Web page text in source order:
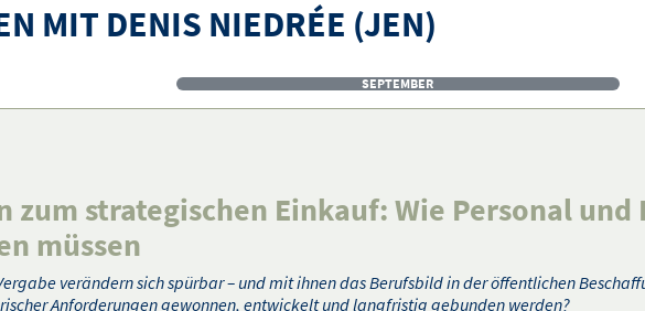
MIT DENIS NIEDRÉE (JEN)
SEPTEMBER
zum strategischen Einkauf: Wie Personal
müssen
verändern sich spürbar – und mit ihnen das Berufsbild in der öffentlichen
Anforderungen gewonnen, entwickelt und langfristig gebunden werden?